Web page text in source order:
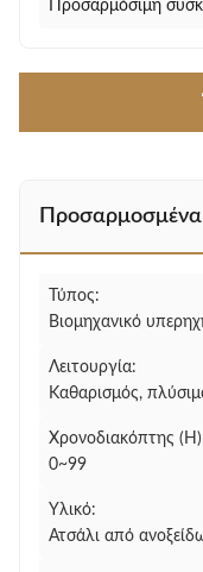
Προσαρμόσιμη
Προσαρμοσμένα
Τύπος:
Βιομηχανικό
Λειτουργία:
Καθαρισμός,
Χρονοδιακόπτης
0~99
Υλικό:
Ατσάλι από